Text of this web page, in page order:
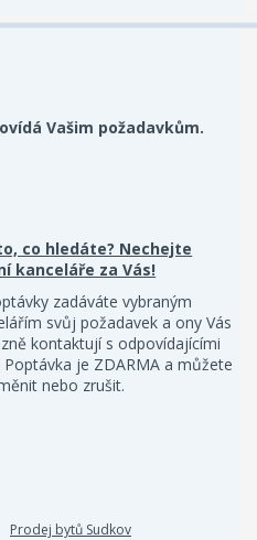
Vašim požadavkům.
co hledáte? Nechejte
kanceláře za Vás!
zadáváte vybraným
svůj požadavek a ony Vás
kontaktují s odpovídajícími
je ZDARMA a můžete
nebo zrušit.
Prodej bytů Sudkov